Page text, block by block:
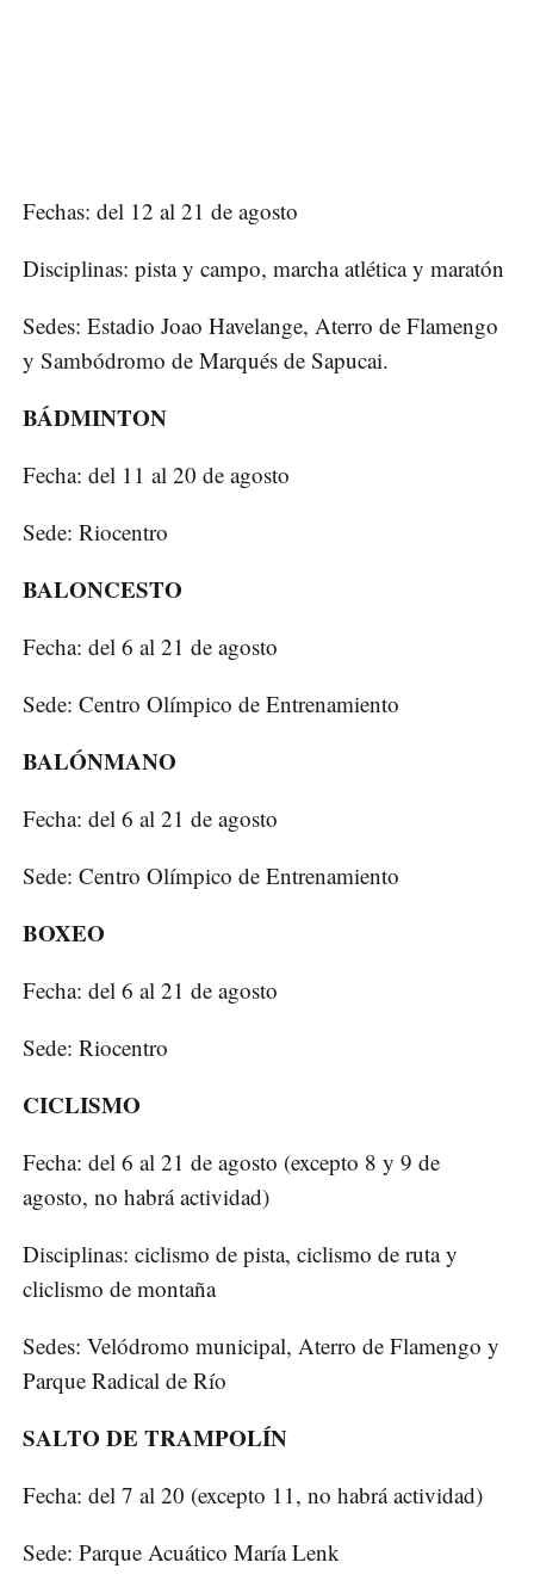
Fechas: del 12 al 21 de agosto
Disciplinas: pista y campo, marcha atlética y maratón
Sedes: Estadio Joao Havelange, Aterro de Flamengo
y Sambódromo de Marqués de Sapucai.
BÁDMINTON
Fecha: del 11 al 20 de agosto
Sede: Riocentro
BALONCESTO
Fecha: del 6 al 21 de agosto
Sede: Centro Olímpico de Entrenamiento
BALÓNMANO
Fecha: del 6 al 21 de agosto
Sede: Centro Olímpico de Entrenamiento
BOXEO
Fecha: del 6 al 21 de agosto
Sede: Riocentro
CICLISMO
Fecha: del 6 al 21 de agosto (excepto 8 y 9 de
agosto, no habrá actividad)
Disciplinas: ciclismo de pista, ciclismo de ruta y
cliclismo de montaña
Sedes: Velódromo municipal, Aterro de Flamengo y
Parque Radical de Río
SALTO DE TRAMPOLÍN
Fecha: del 7 al 20 (excepto 11, no habrá actividad)
Sede: Parque Acuático María Lenk